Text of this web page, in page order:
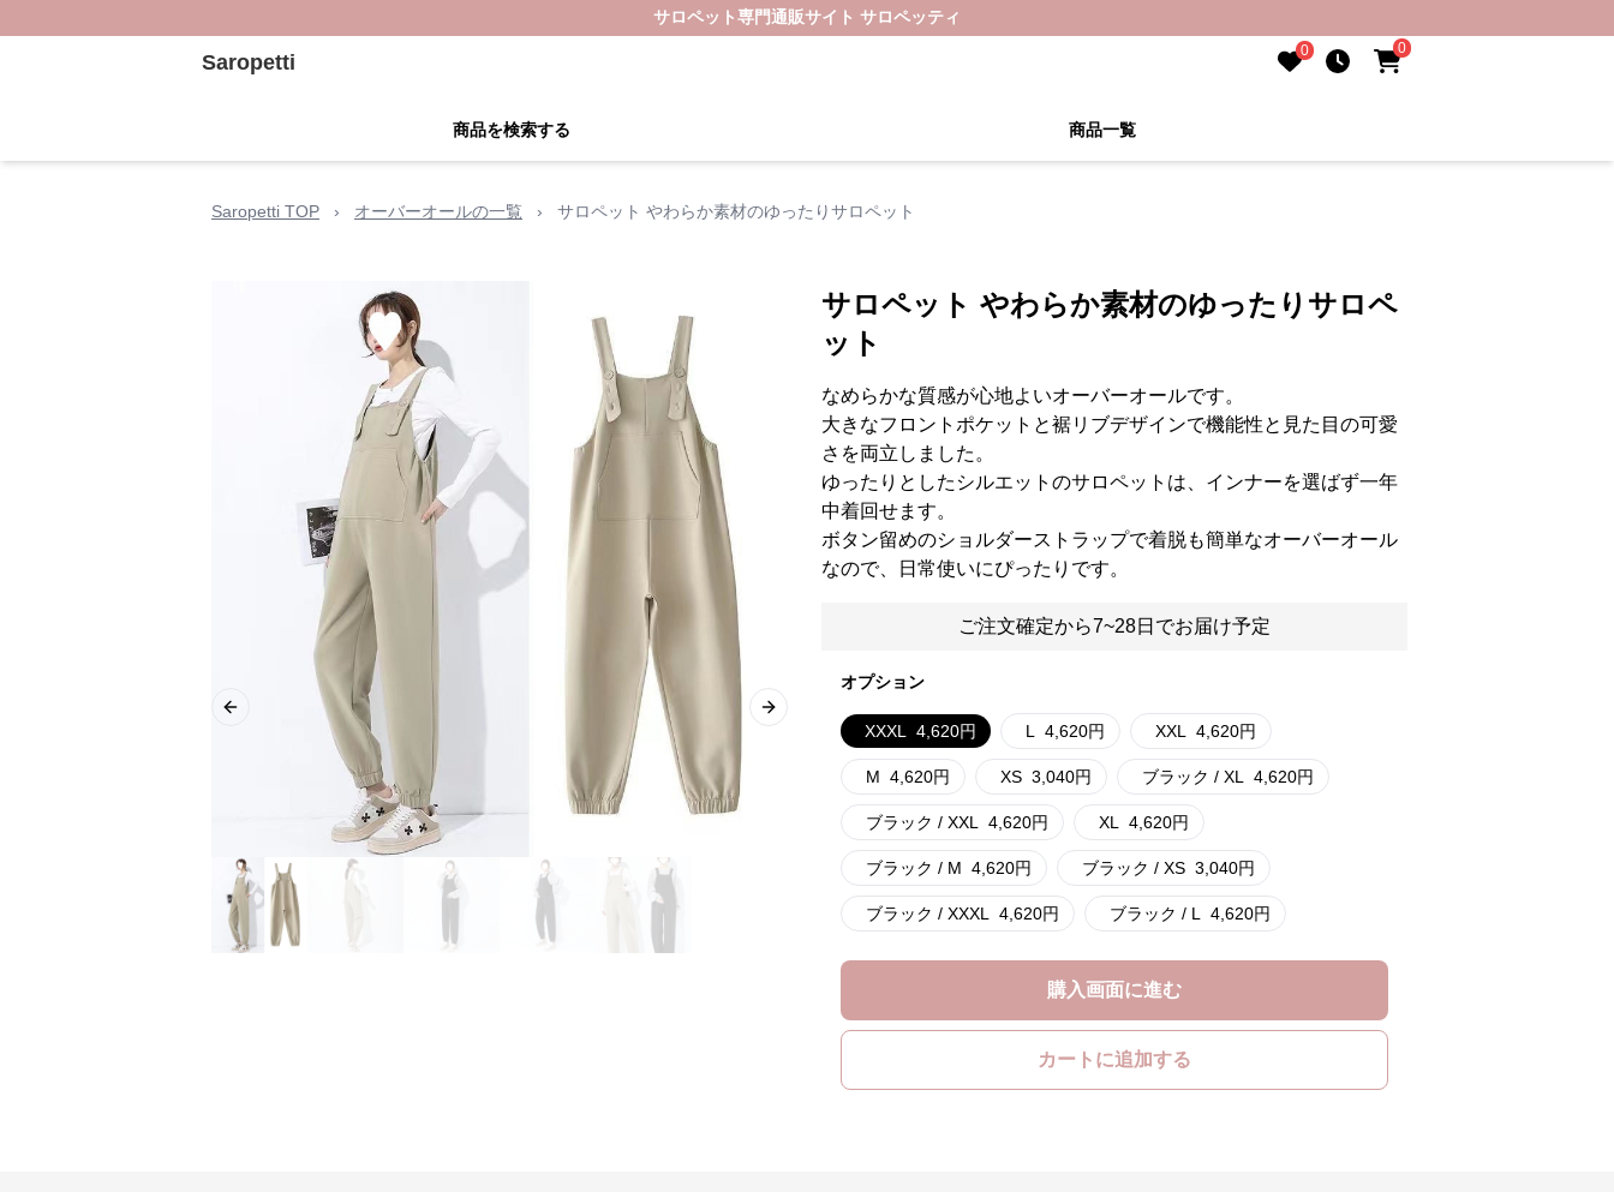
サロペット専門通販サイト サロペッティ
Saropetti 0 0
商品を検索する 商品一覧
Saropetti TOP › オーバーオールの一覧 › サロペット やわらか素材のゆったりサロペット
Previous slide Next slide
サロペット やわらか素材のゆったりサロペ
ット
なめらかな質感が心地よいオーバーオールです。
大きなフロントポケットと裾リブデザインで機能性と見た目の可愛
さを両立しました。
ゆったりとしたシルエットのサロペットは、インナーを選ばず一年
中着回せます。
ボタン留めのショルダーストラップで着脱も簡単なオーバーオール
なので、日常使いにぴったりです。
ご注文確定から7~28日でお届け予定
オプション
XXXL 4,620円 L 4,620円 XXL 4,620円
M 4,620円 XS 3,040円 ブラック / XL 4,620円
ブラック / XXL 4,620円 XL 4,620円
ブラック / M 4,620円 ブラック / XS 3,040円
ブラック / XXXL 4,620円 ブラック / L 4,620円
購入画面に進む
カートに追加する